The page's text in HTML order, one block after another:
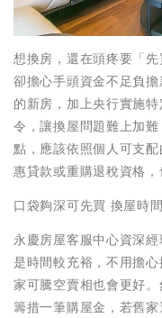
想換房，還在頭疼要「
卻擔心手頭資金不足負
的新房，加上央行實施
令，讓換屋問題難上加
點，應該依照個人可支
惠貸款或重購退稅資格，
口袋夠深可先買 換屋時
永慶房屋客服中心資深
是時間較充裕，不用擔
家可騰空賣相也會更好
籌措一筆購屋金，若舊